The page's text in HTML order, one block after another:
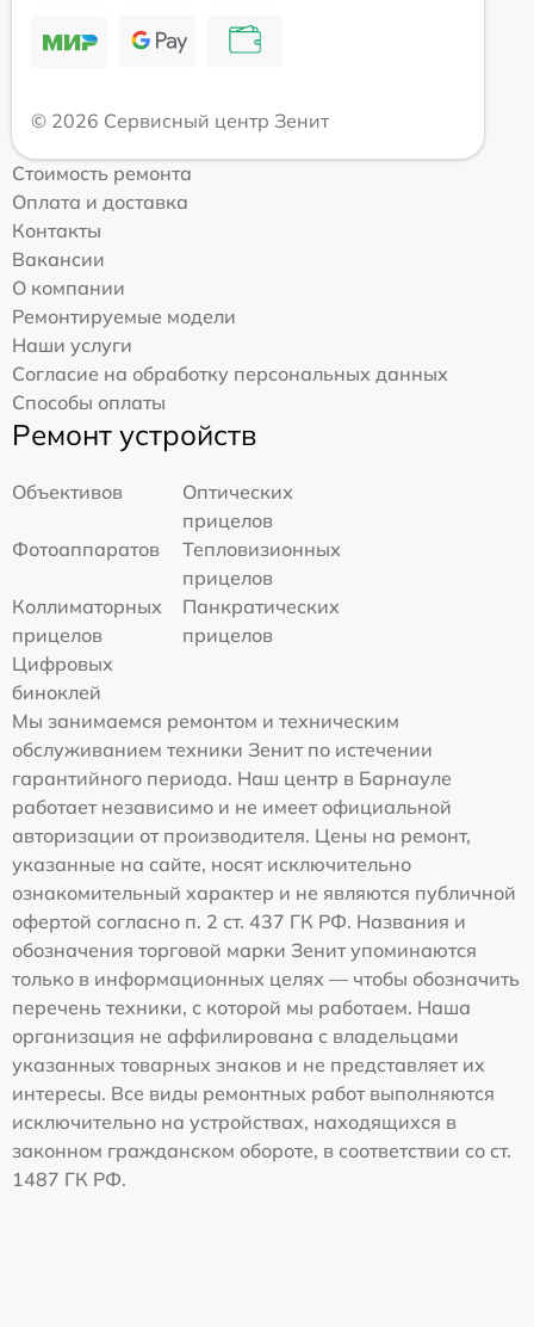
© 2026 Сервисный центр Зенит
Стоимость ремонта
Оплата и доставка
Контакты
Вакансии
О компании
Ремонтируемые модели
Наши услуги
Согласие на обработку персональных данных
Способы оплаты
Ремонт устройств
Объективов
Оптических
прицелов
Фотоаппаратов
Тепловизионных
прицелов
Коллиматорных
прицелов
Панкратических
прицелов
Цифровых
биноклей
Мы занимаемся ремонтом и техническим
обслуживанием техники Зенит по истечении
гарантийного периода. Наш центр в Барнауле
работает независимо и не имеет официальной
авторизации от производителя. Цены на ремонт,
указанные на сайте, носят исключительно
ознакомительный характер и не являются публичной
офертой согласно п. 2 ст. 437 ГК РФ. Названия и
обозначения торговой марки Зенит упоминаются
только в информационных целях — чтобы обозначить
перечень техники, с которой мы работаем. Наша
организация не аффилирована с владельцами
указанных товарных знаков и не представляет их
интересы. Все виды ремонтных работ выполняются
исключительно на устройствах, находящихся в
законном гражданском обороте, в соответствии со ст.
1487 ГК РФ.